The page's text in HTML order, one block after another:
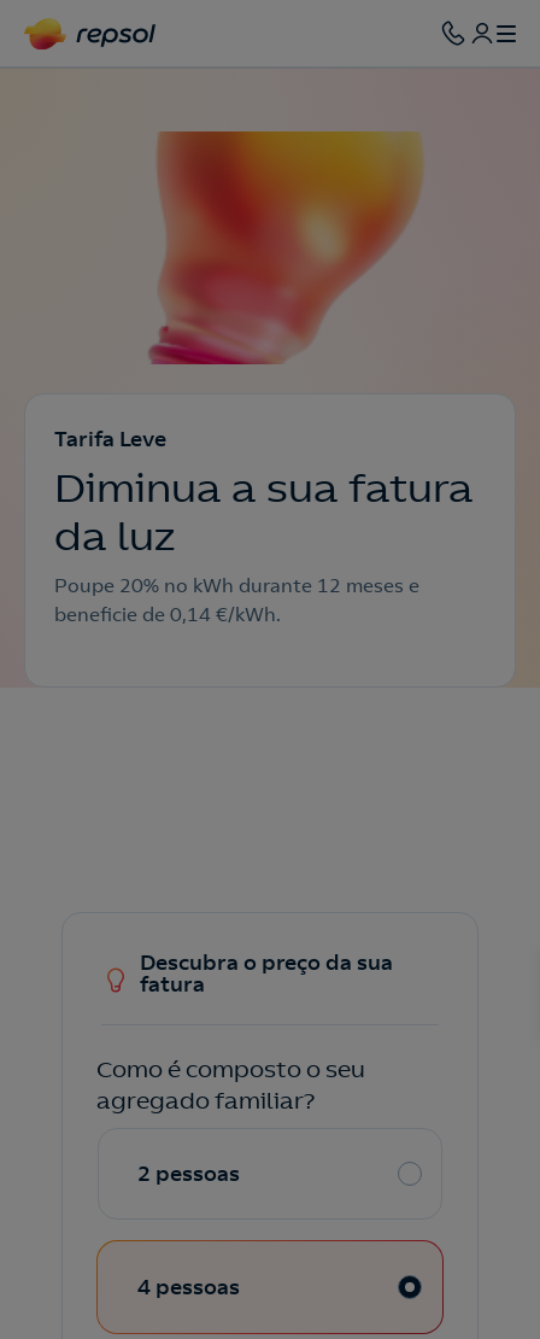
Tarifa Leve
Diminua a sua fatura
da luz
Poupe 20% no kWh durante 12 meses e
beneficie de 0,14 €/kWh.
Descubra o preço da sua
fatura
Como é composto o seu
agregado familiar?
2 pessoas
4 pessoas